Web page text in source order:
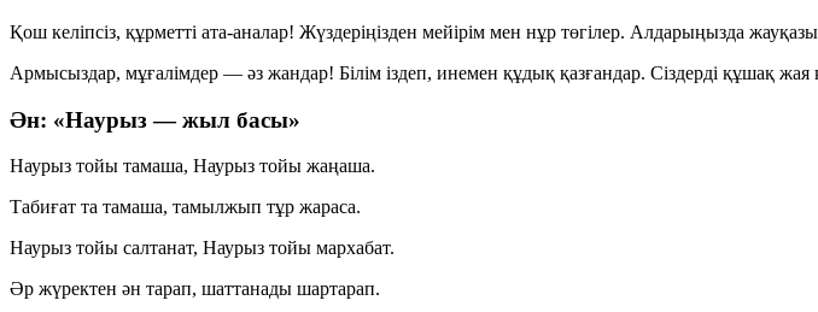
Қош келіпсіз, құрметті ата-аналар! Жүздеріңізден мейірім мен нұр төгілер. Алдарыңызда
Армысыздар, мұғалімдер — әз жандар! Білім іздеп, инемен құдық қазғандар. Сіздерді құшақ
Ән: «Наурыз — жыл басы»
Наурыз тойы тамаша, Наурыз тойы жаңаша.
Табиғат та тамаша, тамылжып тұр жараса.
Наурыз тойы салтанат, Наурыз тойы мархабат.
Әр жүректен ән тарап, шаттанады шартарап.